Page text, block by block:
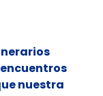
nuestra